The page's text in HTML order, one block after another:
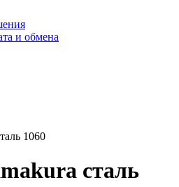
и обмена
1060
сталь